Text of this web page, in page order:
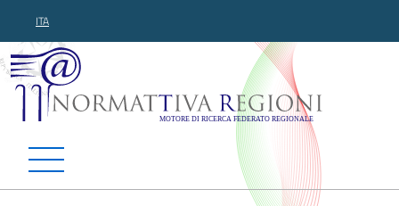
ITA
Normattiva Regioni -